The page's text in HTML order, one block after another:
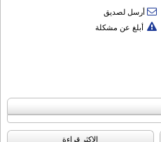
أرسل لصديق
أبلغ عن مشكلة
الاکثر قراءة